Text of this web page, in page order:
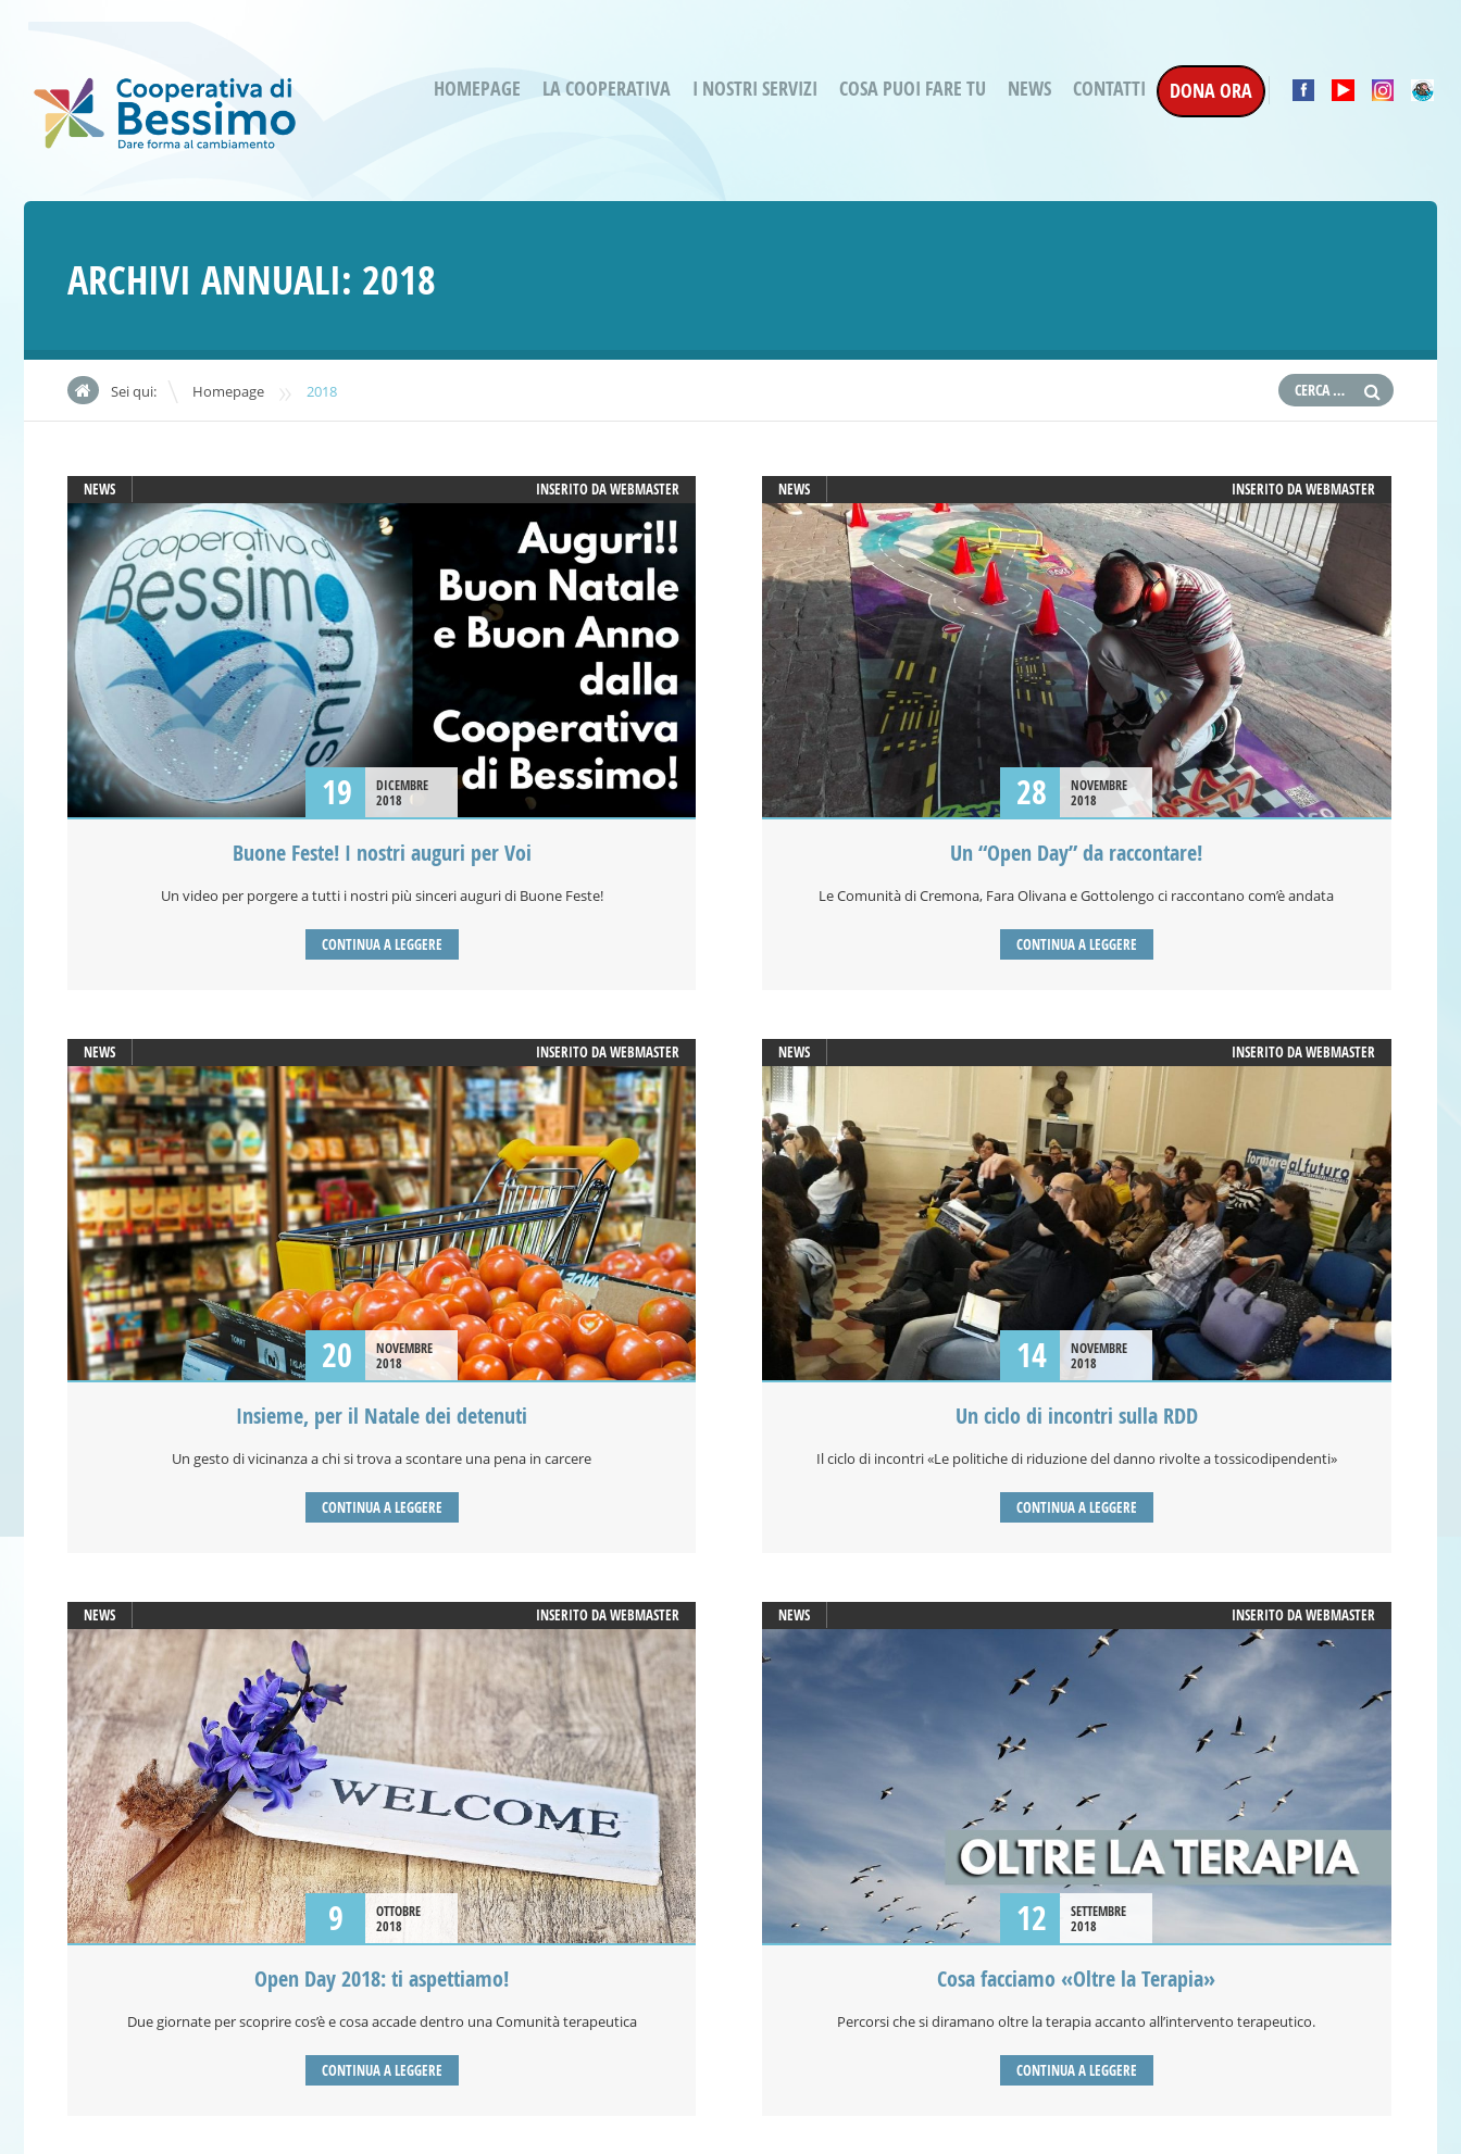
HOMEPAGE LA COOPERATIVA I NOSTRI SERVIZI
Bessimo Due
ergoterapica
COSA PUOI FARE TU NEWS CONTATTI DONA ORA
ARCHIVI ANNUALI: 2018
Sei qui: Homepage » 2018
NEWS INSERITO DAWEBMASTER
19
DICEMBRE
2018
Buone Feste! I nostri auguri per Voi
Un video per porgere a tutti i nostri più sinceri auguri di Buone Feste!
CONTINUA A LEGGERE
NEWS INSERITO DAWEBMASTER
28
NOVEMBRE
2018
Un “Open Day” da raccontare!
Le Comunità di Cremona, Fara Olivana e Gottolengo ci raccontano com’è andata
CONTINUA A LEGGERE
NEWS INSERITO DAWEBMASTER
20
NOVEMBRE
2018
Insieme, per il Natale dei detenuti
Un gesto di vicinanza a chi si trova a scontare una pena in carcere
CONTINUA A LEGGERE
NEWS INSERITO DAWEBMASTER
14
NOVEMBRE
2018
Un ciclo di incontri sulla RDD
Il ciclo di incontri «Le politiche di riduzione del danno rivolte a tossicodipendenti»
CONTINUA A LEGGERE
NEWS INSERITO DAWEBMASTER
9
OTTOBRE
2018
Open Day 2018: ti aspettiamo!
Due giornate per scoprire cos’è e cosa accade dentro una Comunità terapeutica
CONTINUA A LEGGERE
NEWS INSERITO DAWEBMASTER
12
SETTEMBRE
2018
Cosa facciamo «Oltre la Terapia»
Percorsi che si diramano oltre la terapia accanto all’intervento terapeutico.
CONTINUA A LEGGERE